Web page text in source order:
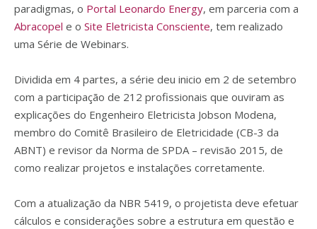
paradigmas, o Portal Leonardo Energy, em parceria com a
Abracopel e o Site Eletricista Consciente, tem realizado
uma Série de Webinars.
Dividida em 4 partes, a série deu inicio em 2 de setembro
com a participação de 212 profissionais que ouviram as
explicações do Engenheiro Eletricista Jobson Modena,
membro do Comitê Brasileiro de Eletricidade (CB-3 da
ABNT) e revisor da Norma de SPDA – revisão 2015, de
como realizar projetos e instalações corretamente.
Com a atualização da NBR 5419, o projetista deve efetuar
cálculos e considerações sobre a estrutura em questão e